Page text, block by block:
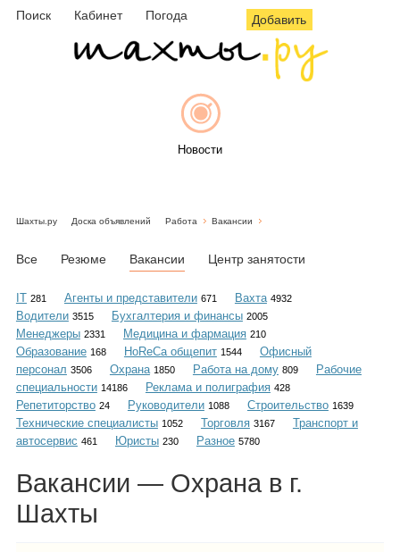
Поиск Кабинет Погода Добавить
Новости
Объявления
Каталог
Инфо
Шахты.ру Доска объявлений Работа Вакансии
Все Резюме Вакансии Центр занятости
IT 281 Агенты и представители 671 Вахта 4932
Водители 3515 Бухгалтерия и финансы 2005
Менеджеры 2331 Медицина и фармация 210
Образование 168 HoReCa общепит 1544
Офисный
персонал 3506 Охрана 1850 Работа на дому 809
Рабочие
специальности 14186 Реклама и полиграфия 428
Репетиторство 24 Руководители 1088 Строительство 1639
Технические специалисты 1052 Торговля 3167
Транспорт и
автосервис 461 Юристы 230 Разное 5780
Вакансии — Охрана в г.
Шахты